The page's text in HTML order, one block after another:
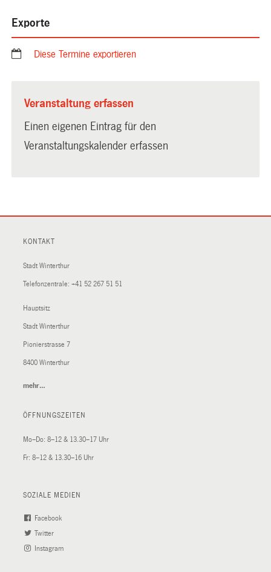
Exporte
Diese Termine exportieren
Veranstaltung erfassen
Einen eigenen Eintrag für den
Veranstaltungskalender erfassen
KONTAKT
Stadt Winterthur
Telefonzentrale: +41 52 267 51 51
Hauptsitz
Stadt Winterthur
Pionierstrasse 7
8400 Winterthur
mehr…
ÖFFNUNGSZEITEN
Mo–Do: 8–12 & 13.30–17 Uhr
Fr: 8–12 & 13.30–16 Uhr
SOZIALE MEDIEN
Facebook
Twitter
Link)
Instagram